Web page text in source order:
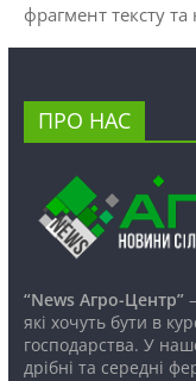
фрагмент тексту та
ПРО НАС
“News Агро-Центр”
які хочуть бути в
господарства. У
дрібні та середні